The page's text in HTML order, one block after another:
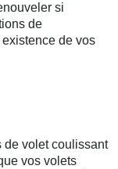
si
de
de vos
de volet coulissant
vos volets